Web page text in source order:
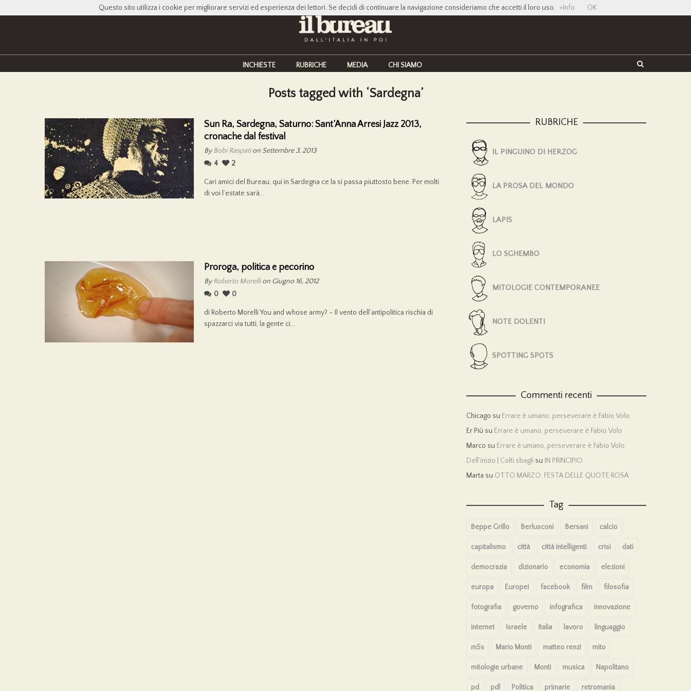
INCHIESTE RUBRICHE MEDIA CHI SIAMO
Posts tagged with ‘Sardegna’
Sun Ra, Sardegna, Saturno: Sant’Anna Arresi Jazz 2013,
cronache dal festival
ByBobi Raspation Settembre 3, 2013
4
2
Cari amici del Bureau, qui in Sardegna ce la si passa piuttosto bene. Per molti
di voi l’estate sarà...
Proroga, politica e pecorino
ByRoberto Morellion Giugno 16, 2012
0
0
di Roberto Morelli You and whose army? – Il vento dell’antipolitica rischia di
spazzarci via tutti, la gente ci...
RUBRICHE
IL PINGUINO DI HERZOG
LA PROSA DEL MONDO
LAPIS
LO SGHEMBO
MITOLOGIE CONTEMPORANEE
NOTE DOLENTI
SPOTTING SPOTS
Commenti recenti
Chicago su Errare è umano, perseverare è Fabio Volo
Er Più su Errare è umano, perseverare è Fabio Volo
Marco su Errare è umano, perseverare è Fabio Volo
Dell’inizio | Colti sbagli su IN PRINCIPIO
Marta su OTTO MARZO, FESTA DELLE QUOTE ROSA
Tag
Beppe Grillo Berlusconi Bersani calcio
capitalismo città città intelligenti crisi dati
democrazia dizionario economia elezioni
europa Europei facebook film filosofia
fotografia governo infografica innovazione
internet Israele Italia lavoro linguaggio
m5s Mario Monti matteo renzi mito
mitologie urbane Monti musica Napolitano
pd pdl Politica primarie retromania
Questo sito utilizza i cookie per migliorare servizi ed esperienza dei lettori. Se decidi di continuare la navigazione consideriamo che accetti il loro uso. +Info OK